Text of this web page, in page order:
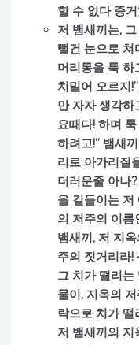
할 수 없다 증
저 뱀새끼는,
뻘건 눈으로 쳐
머리통을 툭 하
치밀어 오르지
만 자자 생각
요때다! 하며
하려고!” 뱀새
리로 아가리질
더러운줄 아나
을 길들이는 저
의 저주의 이름
뱀새끼, 저 지
주의 짓거리라!
그 치가 떨리는
물이, 지옥의
락으로 치가 떨
저 뱀새끼의 지